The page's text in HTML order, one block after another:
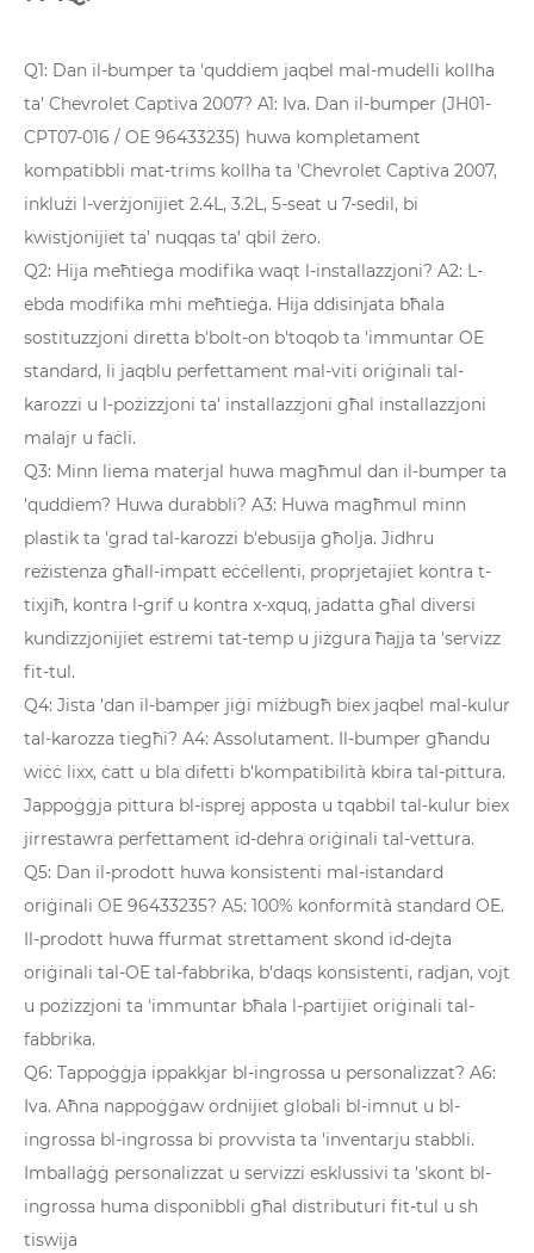
Q1: Dan il-bumper ta 'quddiem jaqbel mal-mudelli kollha
ta' Chevrolet Captiva 2007? A1: Iva. Dan il-bumper (JH01-
CPT07-016 / OE 96433235) huwa kompletament
kompatibbli mat-trims kollha ta 'Chevrolet Captiva 2007,
inklużi l-verżjonijiet 2.4L, 3.2L, 5-seat u 7-sedil, bi
kwistjonijiet ta' nuqqas ta' qbil żero.
Q2: Hija meħtieġa modifika waqt l-installazzjoni? A2: L-
ebda modifika mhi meħtieġa. Hija ddisinjata bħala
sostituzzjoni diretta b'bolt-on b'toqob ta 'immuntar OE
standard, li jaqblu perfettament mal-viti oriġinali tal-
karozzi u l-pożizzjoni ta' installazzjoni għal installazzjoni
malajr u faċli.
Q3: Minn liema materjal huwa magħmul dan il-bumper ta
'quddiem? Huwa durabbli? A3: Huwa magħmul minn
plastik ta 'grad tal-karozzi b'ebusija għolja. Jidhru
reżistenza għall-impatt eċċellenti, proprjetajiet kontra t-
tixjiħ, kontra l-grif u kontra x-xquq, jadatta għal diversi
kundizzjonijiet estremi tat-temp u jiżgura ħajja ta 'servizz
fit-tul.
Q4: Jista 'dan il-bamper jiġi miżbugħ biex jaqbel mal-kulur
tal-karozza tiegħi? A4: Assolutament. Il-bumper għandu
wiċċ lixx, ċatt u bla difetti b'kompatibilità kbira tal-pittura.
Jappoġġja pittura bl-isprej apposta u tqabbil tal-kulur biex
jirrestawra perfettament id-dehra oriġinali tal-vettura.
Q5: Dan il-prodott huwa konsistenti mal-istandard
oriġinali OE 96433235? A5: 100% konformità standard OE.
Il-prodott huwa ffurmat strettament skond id-dejta
oriġinali tal-OE tal-fabbrika, b'daqs konsistenti, radjan, vojt
u pożizzjoni ta 'immuntar bħala l-partijiet oriġinali tal-
fabbrika.
Q6: Tappoġġja ippakkjar bl-ingrossa u personalizzat? A6:
Iva. Aħna nappoġġaw ordnijiet globali bl-imnut u bl-
ingrossa bl-ingrossa bi provvista ta 'inventarju stabbli.
Imballaġġ personalizzat u servizzi esklussivi ta 'skont bl-
ingrossa huma disponibbli għal distributuri fit-tul u sh
tiswija